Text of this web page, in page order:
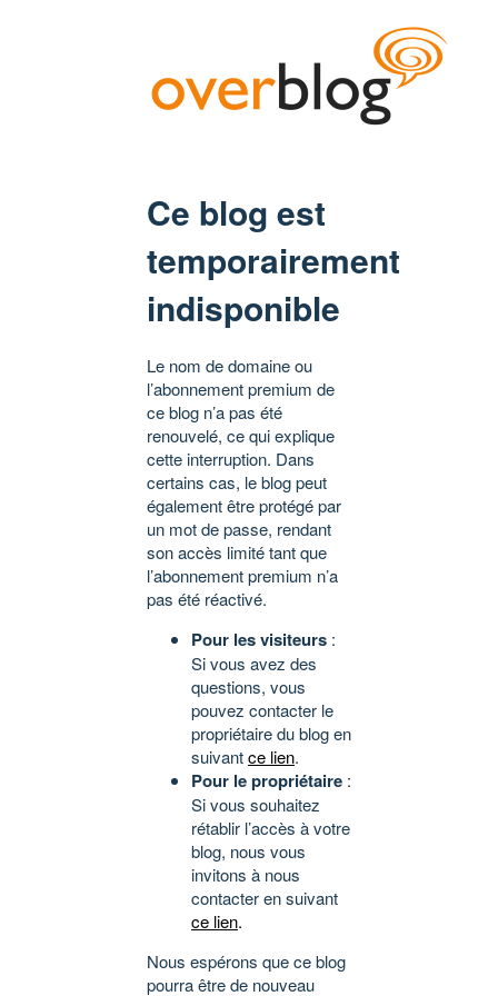
Ce blog est
temporairement
indisponible
Le nom de domaine ou
l’abonnement premium de
ce blog n’a pas été
renouvelé, ce qui explique
cette interruption. Dans
certains cas, le blog peut
également être protégé par
un mot de passe, rendant
son accès limité tant que
l’abonnement premium n’a
pas été réactivé.
Pour les visiteurs :
Si vous avez des
questions, vous
pouvez contacter le
propriétaire du blog en
suivantce lien.
Pour le propriétaire :
Si vous souhaitez
rétablir l’accès à votre
blog, nous vous
invitons à nous
contacter en suivant
ce lien.
Nous espérons que ce blog
pourra être de nouveau